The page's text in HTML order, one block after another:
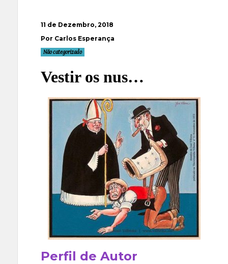
11 de Dezembro, 2018
Por Carlos Esperança
Não categorizado
Vestir os nus…
Perfil de Autor